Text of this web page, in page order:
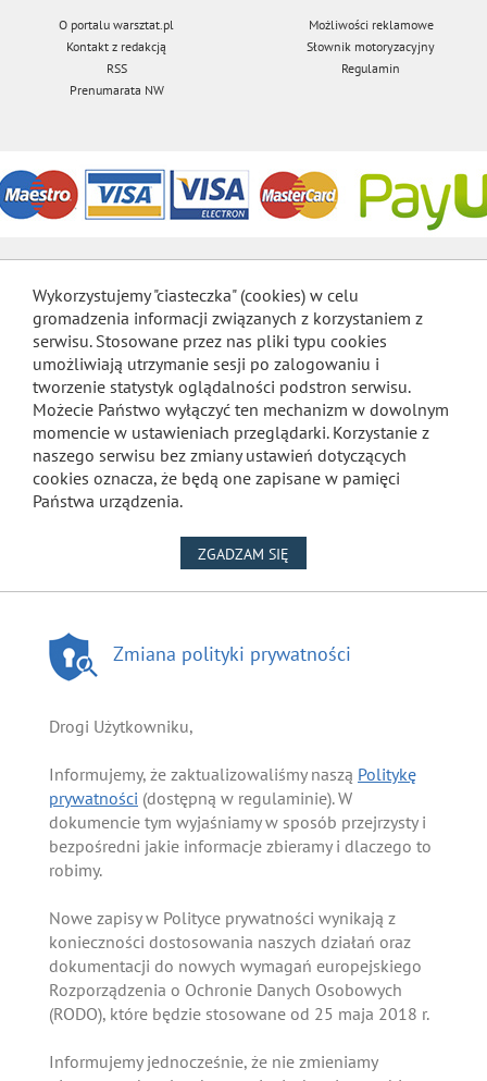
O portalu warsztat.pl
Możliwości reklamowe
Kontakt z redakcją
Słownik motoryzacyjny
RSS
Regulamin
Prenumarata NW
Wykorzystujemy "ciasteczka" (cookies) w celu
gromadzenia informacji związanych z korzystaniem z
serwisu. Stosowane przez nas pliki typu cookies
umożliwiają utrzymanie sesji po zalogowaniu i
tworzenie statystyk oglądalności podstron serwisu.
Możecie Państwo wyłączyć ten mechanizm w dowolnym
momencie w ustawieniach przeglądarki. Korzystanie z
naszego serwisu bez zmiany ustawień dotyczących
cookies oznacza, że będą one zapisane w pamięci
Państwa urządzenia.
ZGADZAM SIĘ
Zmiana polityki prywatności
Drogi Użytkowniku,
Informujemy, że zaktualizowaliśmy naszą Politykę
prywatności (dostępną w regulaminie). W
dokumencie tym wyjaśniamy w sposób przejrzysty i
bezpośredni jakie informacje zbieramy i dlaczego to
robimy.
Nowe zapisy w Polityce prywatności wynikają z
konieczności dostosowania naszych działań oraz
dokumentacji do nowych wymagań europejskiego
Rozporządzenia o Ochronie Danych Osobowych
(RODO), które będzie stosowane od 25 maja 2018 r.
Informujemy jednocześnie, że nie zmieniamy